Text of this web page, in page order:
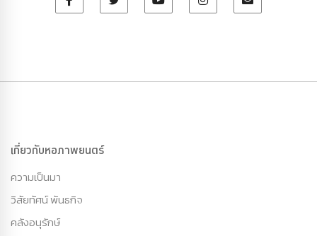
เกี่ยวกับหอภาพยนตร์
ความเป็นมา
วิสัยทัศน์ พันธกิจ
คลังอนุรักษ์